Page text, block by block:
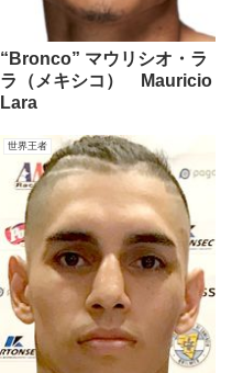
“Bronco” マウリシオ・ラ
ラ（メキシコ） Mauricio
Lara
世界王者